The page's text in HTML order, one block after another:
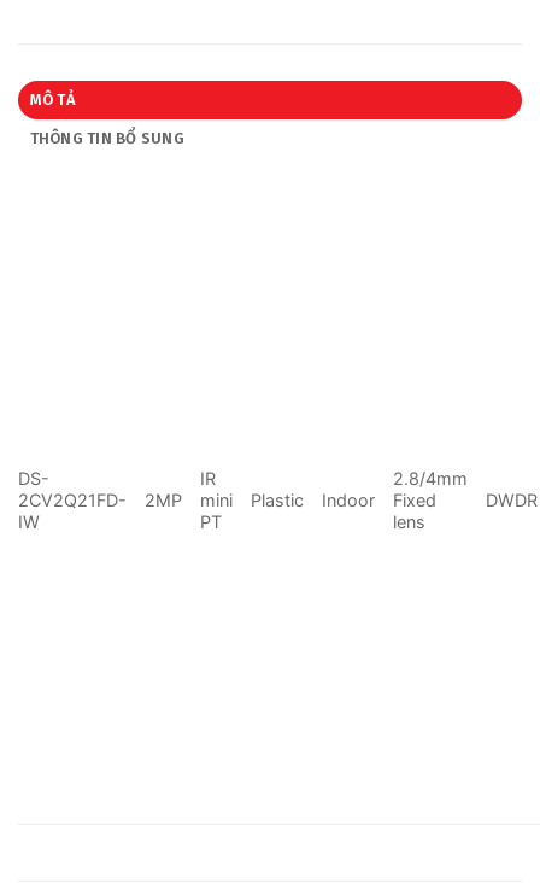
MÔ TẢ
THÔNG TIN BỔ SUNG
DS-
2CV2Q21FD-
IW
2MP
IR
mini
PT
Plastic Indoor
2.8/4mm
Fixed
lens
DWDR